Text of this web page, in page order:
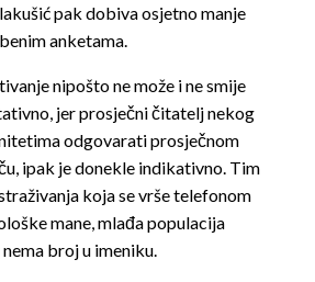
pak dobiva osjetno manje
anketama.
nipošto ne može i ne smije
jer prosječni čitatelj nekog
odgovarati prosječnom
ipak je donekle indikativno. Tim
koja se vrše telefonom
mane, mlađa populacija
broj u imeniku.